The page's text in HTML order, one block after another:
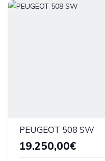
PEUGEOT 508 SW
19.250,00€